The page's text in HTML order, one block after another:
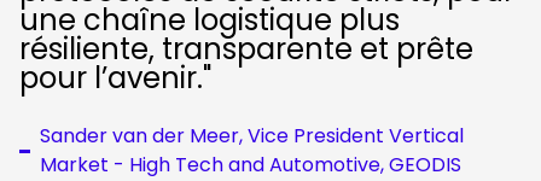
une chaîne logistique plus
résiliente, transparente et prête
pour l’avenir."
Sander van der Meer, Vice President Vertical
Market - High Tech and Automotive, GEODIS